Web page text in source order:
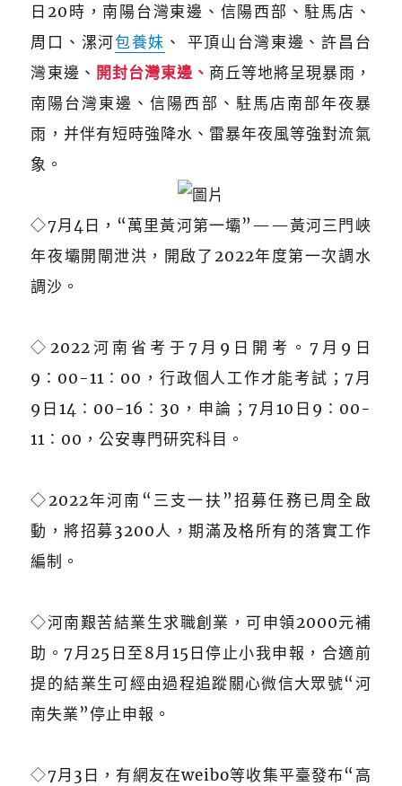
日20時，南陽台灣東邊、信陽西部、駐馬店、
周口、漯河包養妹 、 平頂山台灣東邊、許昌台
灣東邊、 開封台灣東邊、 商丘等地將呈現暴雨，
南陽台灣東邊、信陽西部、駐馬店南部年夜暴
雨，并伴有短時強降水、雷暴年夜風等強對流氣
象。
◇7月4日，“萬里黃河第一壩”——黃河三門峽
年夜壩開閘泄洪，開啟了2022年度第一次調水
調沙。
◇ 2022河南省考于7月9日開考。7月9日
9∶00-11∶00，行政個人工作才能考試；7月
9日14∶00-16∶30，申論；7月10日9∶00-
11∶00，公安專門研究科目。
◇2022年河南“三支一扶”招募任務已周全啟
動，將招募3200人，期滿及格所有的落實工作
編制。
◇河南艱苦結業生求職創業，可申領2000元補
助。7月25日至8月15日停止小我申報，合適前
提的結業生可經由過程追蹤關心微信大眾號“河
南失業”停止申報。
◇7月3日，有網友在weibo等收集平臺發布“高